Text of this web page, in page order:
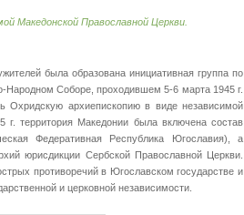
Македонской Православной Церкви.
была образована инициативная группа по
Соборе, проходившем 5-6 марта 1945 г.
Охридскую архиепископию в виде независимой
территория Македонии была включена состав
Федеративная Республика Югославия), а
юрисдикции Сербской Православной Церкви.
противоречий в Югославском государстве и
и церковной независимости.